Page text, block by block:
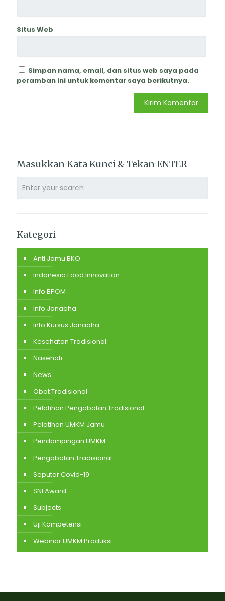
Situs Web
Simpan nama, email, dan situs web saya pada
peramban ini untuk komentar saya berikutnya.
Masukkan Kata Kunci & Tekan ENTER
Kategori
Anti Jamu BKO
Indonesia Food Innovation
Info BPOM
Info Janaaha
Info Kursus Janaaha
Kesehatan Tradisional
Nasehati
News
Obat Tradisional
Pelatihan Pengobatan Tradisional
Pelatihan UMKM Jamu
Pendampingan UMKM
Pengobatan Tradisional
Seputar Covid-19
SNI Award
Subjects
Uji Kompetensi
Webinar UMKM Produksi